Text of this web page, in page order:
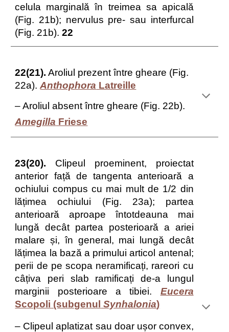
celula marginală în treimea sa apicală
(Fig. 21b); nervulus pre- sau interfurcal
(Fig. 21b).22
22(21). Aroliul prezent între gheare (Fig.
22a).Anthophora Latreille
– Aroliul absent între gheare (Fig. 22b).
Amegilla Friese
23(20). Clipeul proeminent, proiectat
anterior față de tangenta anterioară a
ochiului compus cu mai mult de 1/2 din
lățimea ochiului (Fig. 23a); partea
anterioară aproape întotdeauna mai
lungă decât partea posterioară a ariei
malare și, în general, mai lungă decât
lățimea la bază a primului articol antenal;
perii de pe scopa neramificați, rareori cu
câțiva peri slab ramificați de-a lungul
marginii posterioare a tibiei. Eucera
Scopoli (subgenul Synhalonia)
– Clipeul aplatizat sau doar ușor convex,